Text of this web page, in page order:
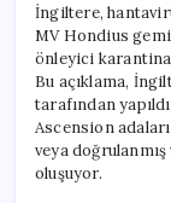
İngiltere,
MV Hondius
önleyici
Bu açıklama,
tarafından
Ascension
veya
oluşuyor.